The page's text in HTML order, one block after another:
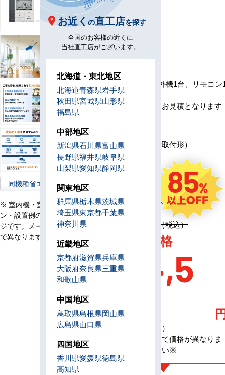
同機種省エネ型へ
※ 室内機・室外機・リモコ
ン・設置例の画像はイメー
ジです。メーカー、機種等
で異なります。
型
番
D160-H3
メ
ー
カ
ー
セ
ッ
ト
内
室内機3台、室外機1台、リモコン
岐管1セット
※工事費は別途お見積となります
コ
ン
ワイヤード（壁取付形）
電
価
3,043,700円（税込）
85
定価 3,043,700円（税込）
AC特別価格
434,5
00
（税込・工事費別）
※メーカーによって価格が異なりま
す、お問合せ下さい※
お近く の直工店を探す
全国のお客様の近くに
当社直工店がございます。
北海道・東北地区
北海道青森県岩手県
秋田県宮城県山形県
福島県
中部地区
新潟県石川県富山県
長野県福井県岐阜県
山梨県愛知県静岡県
関東地区
群馬県栃木県茨城県
埼玉県東京都千葉県
神奈川県
近畿地区
京都府滋賀県兵庫県
大阪府奈良県三重県
和歌山県
中国地区
鳥取県島根県岡山県
広島県山口県
四国地区
香川県愛媛県徳島県
高知県